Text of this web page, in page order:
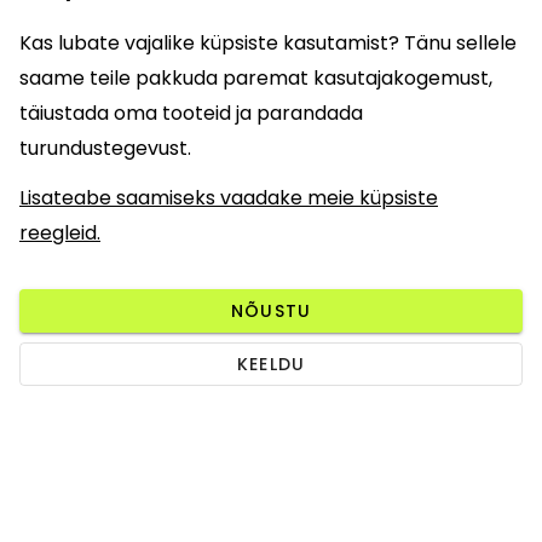
Kas lubate vajalike küpsiste kasutamist? Tänu sellele
saame teile pakkuda paremat kasutajakogemust,
täiustada oma tooteid ja parandada
turundustegevust.
Lisateabe saamiseks vaadake meie küpsiste
reegleid.
NÕUSTU
KEELDU